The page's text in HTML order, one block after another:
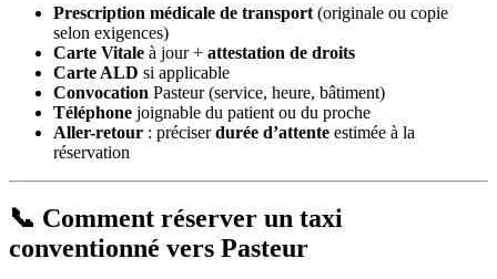
Prescription médicale de transport (originale ou copie
selon exigences)
Carte Vitale à jour + attestation de droits
Carte ALD si applicable
Convocation Pasteur (service, heure, bâtiment)
Téléphone joignable du patient ou du proche
Aller-retour : préciserdurée d’attente estimée à la
réservation
📞 Comment réserver un taxi
conventionné vers Pasteur